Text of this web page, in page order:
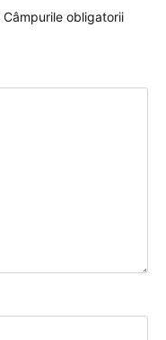
Câmpurile obligatorii